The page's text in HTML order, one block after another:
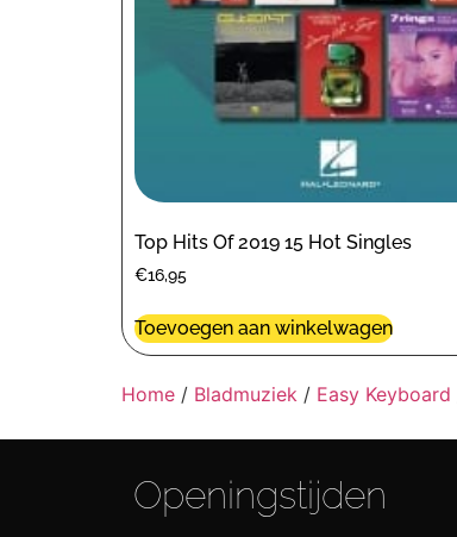
Top Hits Of 2019 15 Hot Singles
€16,95
Toevoegen aan winkelwagen
Home / Bladmuziek / Easy Keyboard
Openingstijden